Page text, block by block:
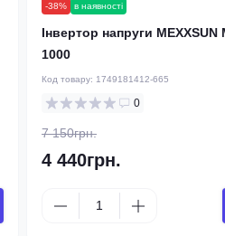
-38% в наявності
Інвертор напруги MEXXSUN
1000
Код товару: 1749181412-665
0
7 150грн.
4 440грн.